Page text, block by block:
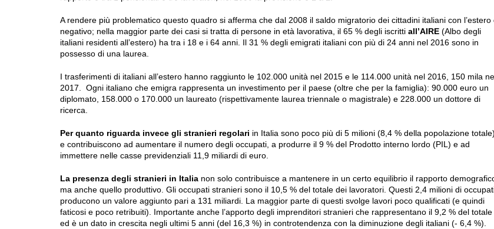
A rendere più problematico questo quadro si afferma che dal 2008 il saldo migratorio dei cittadini italiani con l’estero
negativo; nella maggior parte dei casi si tratta di persone in età lavorativa, il 65 % degli iscritti all’AIRE (Albo degli
italiani residenti all’estero) ha tra i 18 e i 64 anni. Il 31 % degli emigrati italiani con più di 24 anni nel 2016 sono in
possesso di una laurea.
I trasferimenti di italiani all’estero hanno raggiunto le 102.000 unità nel 2015 e le 114.000 unità nel 2016, 150 mila
2017. Ogni italiano che emigra rappresenta un investimento per il paese (oltre che per la famiglia): 90.000 euro un
diplomato, 158.000 o 170.000 un laureato (rispettivamente laurea triennale o magistrale) e 228.000 un dottore di
ricerca.
Per quanto riguarda invece gli stranieri regolari in Italia sono poco più di 5 milioni (8,4 % della popolazione totale)
e contribuiscono ad aumentare il numero degli occupati, a produrre il 9 % del Prodotto interno lordo (PIL) e ad
immettere nelle casse previdenziali 11,9 miliardi di euro.
La presenza degli stranieri in Italia non solo contribuisce a mantenere in un certo equilibrio il rapporto
ma anche quello produttivo. Gli occupati stranieri sono il 10,5 % del totale dei lavoratori. Questi 2,4 milioni di
producono un valore aggiunto pari a 131 miliardi. La maggior parte di questi svolge lavori poco qualificati (e quindi
faticosi e poco retribuiti). Importante anche l’apporto degli imprenditori stranieri che rappresentano il 9,2 % del totale
ed è un dato in crescita negli ultimi 5 anni (del 16,3 %) in controtendenza con la diminuzione degli italiani (- 6,4 %).